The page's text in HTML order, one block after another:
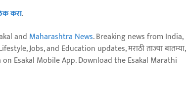
करा.
and Maharashtra News. Breaking news from India,
Jobs, and Education updates, मराठी ताज्या बातम्या,
on Esakal Mobile App. Download the Esakal Marathi